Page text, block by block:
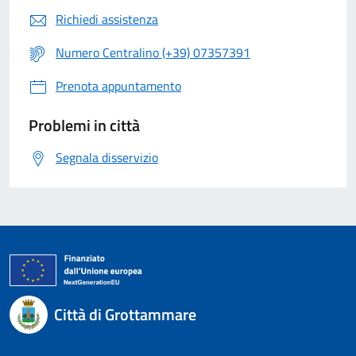
Richiedi assistenza
Numero Centralino (+39) 07357391
Prenota appuntamento
Problemi in città
Segnala disservizio
Città di Grottammare